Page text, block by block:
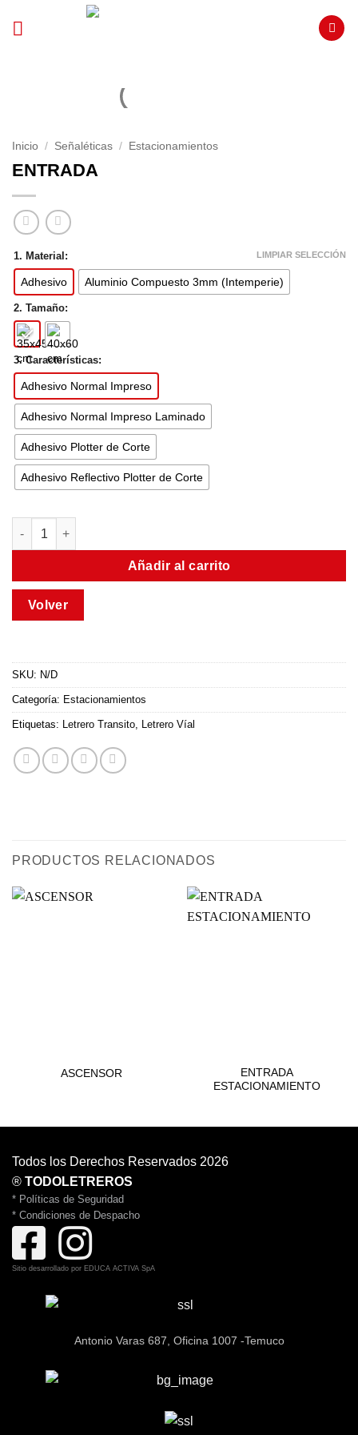
Inicio / Señaléticas / Estacionamientos
ENTRADA
1. Material:
Adhesivo Aluminio Compuesto 3mm (Intemperie)
2. Tamaño:
3. Características:
Adhesivo Normal Impreso
Adhesivo Normal Impreso Laminado
Adhesivo Plotter de Corte
Adhesivo Reflectivo Plotter de Corte
LIMPIAR SELECCIÓN
Añadir al carrito
SKU: N/D
Categoría: Estacionamientos
Etiquetas: Letrero Transito Letrero Víal
PRODUCTOS RELACIONADOS
ASCENSOR
ENTRADA
ESTACIONAMIENTO
Todos los Derechos Reservados 2026
® TODOLETREROS
* Políticas de Seguridad
* Condiciones de Despacho
Sitio desarrollado por EDUCA ACTIVA SpA
Antonio Varas 687, Oficina 1007 -Temuco